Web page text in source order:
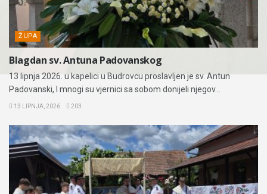
ŽUPA
Blagdan sv. Antuna Padovanskog
13 lipnja 2026. u kapelici u Budrovcu proslavljen je sv. Antun
Padovanski, I mnogi su vjernici sa sobom donijeli njegov...
13 LIPNJA, 2026 203